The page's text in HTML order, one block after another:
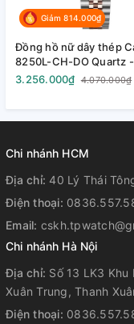
tin cam kết mang lại
hàng.
Từ năm 2023, TP-
lý phân phối chính
Tất cả đồng hồ
dụng.
Giảm 814.000₫
Đồng hồ nữ dây thép
8250L-CH-DO Quartz
30mm - Kính Sapphire
3.256.000₫ 4.070.000₫
Chi nhánh HCM
Địa chỉ: 40 Lý Thái
Điện thoại:
Email:
Chi nhánh Hà Nội
Địa chỉ: Số 13 LK3
Xuân Trung, Thanh
Điện thoại: